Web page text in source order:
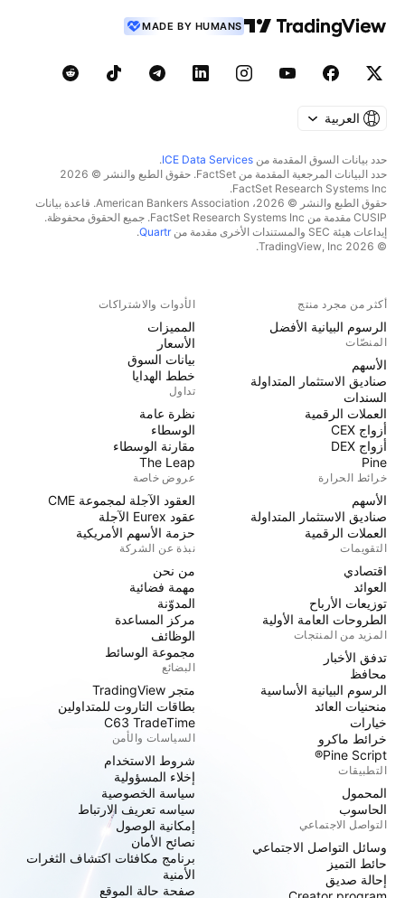
MADE BY HUMANS
العربية
حدد بيانات السوق المقدمة من ICE Data Services
.
حدد البيانات المرجعية المقدمة من FactSet. حقوق الطبع والنشر © 2026
FactSet Research Systems Inc.
حقوق الطبع والنشر © 2026، American Bankers Association. قاعدة بيانات
CUSIP مقدمة من FactSet Research Systems Inc. جميع الحقوق محفوظة.
إيداعات هيئة SEC والمستندات الأخرى مقدمة من
Quartr
.
© 2026 TradingView, Inc.
أكثر من مجرد منتج
الرسوم البيانية الأفضل
المنصّات
الأسهم
صناديق الاستثمار المتداولة
السندات
العملات الرقمية
أزواج CEX
أزواج DEX
Pine
خرائط الحرارة
الأسهم
صناديق الاستثمار المتداولة
العملات الرقمية
التقويمات
اقتصادي
العوائد
توزيعات الأرباح
الطروحات العامة الأولية
المزيد من المنتجات
تدفق الأخبار
محافظ
الرسوم البيانية الأساسية
منحنيات العائد
خيارات
خرائط ماكرو
Pine Script®
التطبيقات
المحمول
الحاسوب
التواصل الاجتماعي
وسائل التواصل الاجتماعي
حائط التميز
إحالة صديق
الأدوات والاشتراكات
المميزات
الأسعار
بيانات السوق
خطط الهدايا
تداول
نظرة عامة
الوسطاء
مقارنة الوسطاء
The Leap
عروض خاصة
العقود الآجلة لمجموعة CME
عقود Eurex الآجلة
حزمة الأسهم الأمريكية
نبذة عن الشركة
من نحن
مهمة فضائية
المدوّنة
مركز المساعدة
الوظائف
مجموعة الوسائط
البضائع
متجر TradingView
بطاقات التاروت للمتداولين
C63 TradeTime
السياسات والأمن
شروط الاستخدام
إخلاء المسؤولية
سياسة الخصوصية
سياسه تعريف الارتباط
إمكانية الوصول
نصائح الأمان
برنامج مكافئات اكتشاف الثغرات
الأمنية
صفحة حالة الموقع